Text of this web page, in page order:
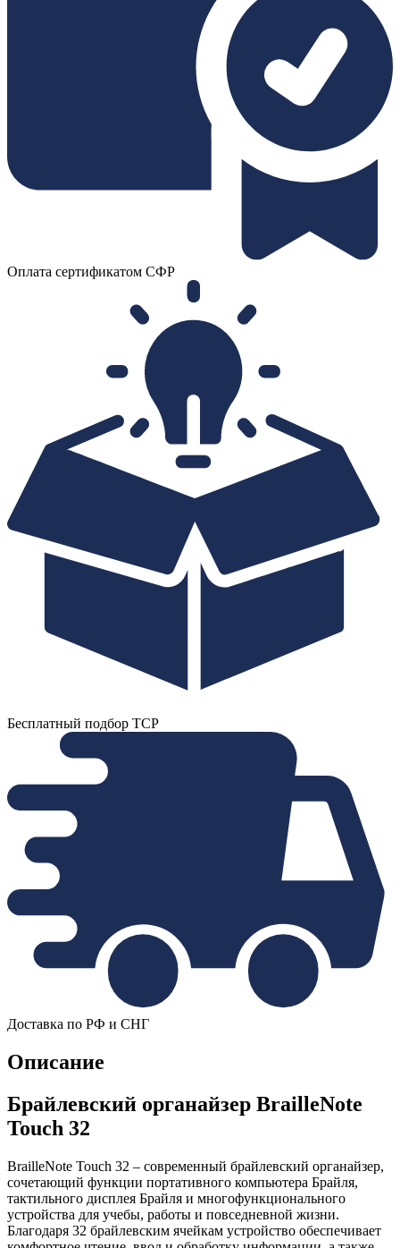
Оплата сертификатом СФР
Бесплатный подбор ТСР
Доставка по РФ и СНГ
Описание
Брайлевский органайзер BrailleNote
Touch 32
BrailleNote Touch 32 – современный брайлевский органайзер,
сочетающий функции портативного компьютера Брайля,
тактильного дисплея Брайля и многофункционального
устройства для учебы, работы и повседневной жизни.
Благодаря 32 брайлевским ячейкам устройство обеспечивает